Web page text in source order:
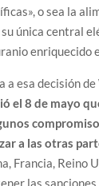
o sea la
única central
enriquecido
a esa decisión
el 8 de mayo
a las otras
Francia, Reino
las